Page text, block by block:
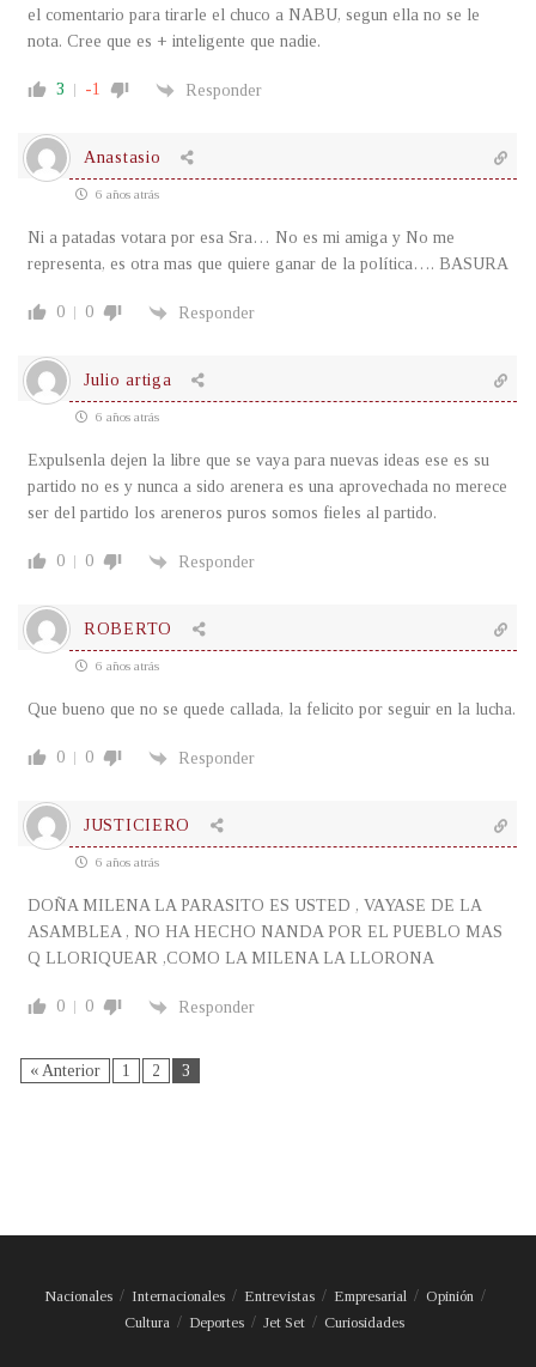
el comentario para tirarle el chuco a NABU, segun ella no se le
nota. Cree que es + inteligente que nadie.
3 -1 Responder
Anastasio
6 años atrás
Ni a patadas votara por esa Sra… No es mi amiga y No me
representa, es otra mas que quiere ganar de la política…. BASURA
0 0 Responder
Julio artiga
6 años atrás
Expulsenla dejen la libre que se vaya para nuevas ideas ese es su
partido no es y nunca a sido arenera es una aprovechada no merece
ser del partido los areneros puros somos fieles al partido.
0 0 Responder
ROBERTO
6 años atrás
Que bueno que no se quede callada, la felicito por seguir en la lucha.
0 0 Responder
JUSTICIERO
6 años atrás
DOÑA MILENA LA PARASITO ES USTED , VAYASE DE LA
ASAMBLEA , NO HA HECHO NANDA POR EL PUEBLO MAS
Q LLORIQUEAR ,COMO LA MILENA LA LLORONA
0 0 Responder
« Anterior 1 2 3
Nacionales Internacionales Entrevistas Empresarial
Opinión
Cultura
Deportes Jet Set Curiosidades